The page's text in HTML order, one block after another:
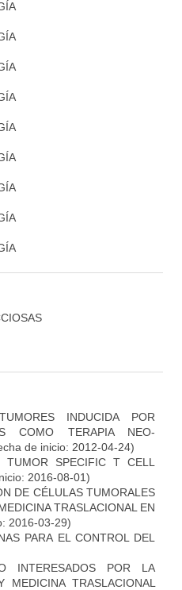
INDUCIDA POR
COMO TERAPIA NEO-
de inicio: 2012-04-24)
TUMOR SPECIFIC T CELL
2016-08-01)
DE CÉLULAS TUMORALES
TRASLACIONAL EN
2016-03-29)
PARA EL CONTROL DEL
INTERESADOS POR LA
TRASLACIONAL